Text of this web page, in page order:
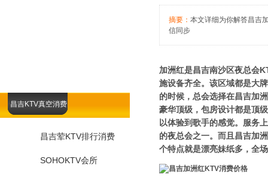
昌吉KTV真空消费
昌吉荤KTV排行消费
SOHOKTV会所
摘要： 本文详细为你解答昌吉
信同步
加洲红是昌吉南沙区夜总会
施设备齐全。该区域都是大
的时候，总会选择在昌吉加
豪华顶级，包房设计都是顶
以体验到歌手的感觉。服务
的夜总会之一。而且昌吉加
个特点就是漂亮妹纸多，全